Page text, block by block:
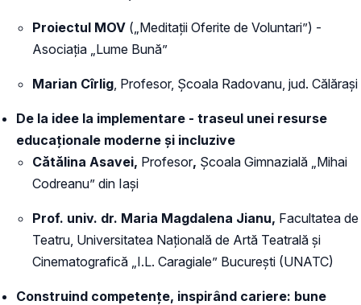
Proiectul MOV („Meditații Oferite de Voluntari”) -
Asociația „Lume Bună”
Marian Cîrlig , Profesor, Școala Radovanu, jud. Călărași
De la idee la implementare - traseul unei resurse
educaționale moderne și incluzive
Cătălina Asavei, Profesor, Școala Gimnazială „Mihai
Codreanu” din Iași
Prof. univ. dr. Maria Magdalena Jianu, Facultatea de
Teatru, Universitatea Națională de Artă Teatrală și
Cinematografică „I.L. Caragiale” București (UNATC)
Construind competențe, inspirând cariere: bune